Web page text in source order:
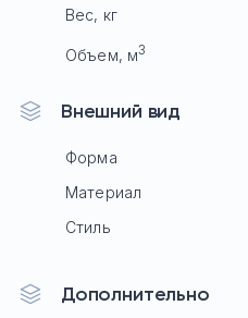
Вес, кг
Объем, м3
Внешний вид
Форма
Материал
Стиль
Дополнительно